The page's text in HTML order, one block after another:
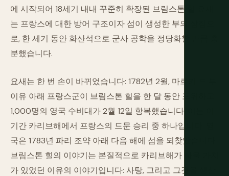
에 시작되어 18세기 내내 꾸준히 확장된 브림스톤 힐 요새
는 프랑스에 대한 방어 구조이자 섬이 생성한 부의 상징으
로, 한 세기 동안 화산석으로 군사 공학을 정당화할 만큼 충
분했습니다.
요새는 한 번 손이 바뀌었습니다: 1782년 2월, 마르키 드 부
이유 아래 프랑스군이 브림스톤 힐을 한 달 동안 포위하고
1,000명의 영국 수비대가 2월 12일 항복했습니다. 이는 이
기간 카리브해에서 프랑스의 드문 승리 중 하나입니다. 영
국은 1783년 파리 조약 아래 다음 해에 섬을 되찾았습니다.
브림스톤 힐의 이야기는 본질적으로 카리브해가 싸울 가치
가 있었던 이유의 이야기입니다: 사탕, 그리고 그것을 생산